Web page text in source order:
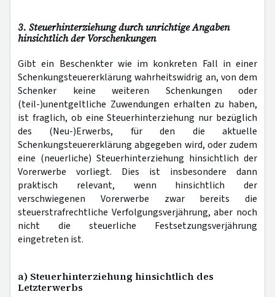
3. Steuerhinterziehung durch unrichtige Angaben
hinsichtlich der Vorschenkungen
Gibt ein Beschenkter wie im konkreten Fall in einer
Schenkungsteuererklärung wahrheitswidrig an, von dem
Schenker keine weiteren Schenkungen oder
(teil-)unentgeltliche Zuwendungen erhalten zu haben,
ist fraglich, ob eine Steuerhinterziehung nur bezüglich
des (Neu-)Erwerbs, für den die aktuelle
Schenkungsteuererklärung abgegeben wird, oder zudem
eine (neuerliche) Steuerhinterziehung hinsichtlich der
Vorerwerbe vorliegt. Dies ist insbesondere dann
praktisch relevant, wenn hinsichtlich der
verschwiegenen Vorerwerbe zwar bereits die
steuerstrafrechtliche Verfolgungsverjährung, aber noch
nicht die steuerliche Festsetzungsverjährung
eingetreten ist.
a) Steuerhinterziehung hinsichtlich des
Letzterwerbs